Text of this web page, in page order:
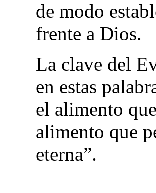
de modo
frente a Dios.
La clave del
en estas
el alimento
alimento que
eterna”.